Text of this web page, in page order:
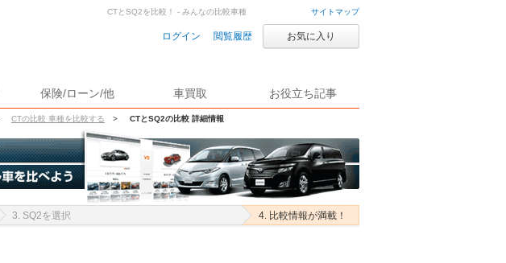
サイトマップ
ログイン 閲覧履歴 お気に入り
保険/ローン/他 車買取 お役立ち記事
CTの比較 車種を比較する > CTとSQ2の比較 詳細情報
CTとSQ2を比較！ - みんなの比較車種
3. SQ2を選択 4. 比較情報が満載！